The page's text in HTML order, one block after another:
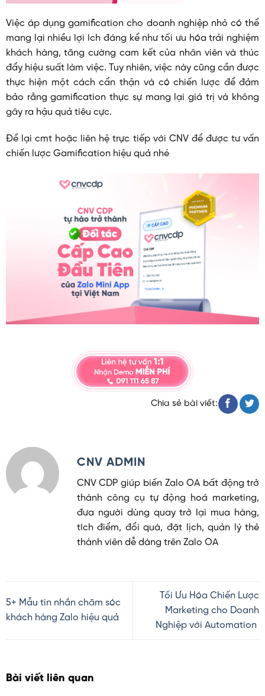
Việc áp dụng gamification cho doanh nghiệp nhỏ có thể
mang lại nhiều lợi ích đáng kể như tối ưu hóa trải nghiệm
khách hàng, tăng cường cam kết của nhân viên và thúc
đẩy hiệu suất làm việc. Tuy nhiên, việc này cũng cần được
thực hiện một cách cẩn thận và có chiến lược để đảm
bảo rằng gamification thực sự mang lại giá trị và không
gây ra hậu quả tiêu cực.
Để lại cmt hoặc liên hệ trực tiếp với CNV để được tư vấn
chiến lược Gamification hiệu quả nhé
Chia sẻ bài viết:
CNV ADMIN
CNV CDP giúp biến Zalo OA bất động trở
thành công cụ tự động hoá marketing,
đưa người dùng quay trở lại mua hàng,
tích điểm, đổi quà, đặt lịch, quản lý thẻ
thành viên dễ dàng trên Zalo OA
5+ Mẫu tin nhắn chăm sóc
khách hàng Zalo hiệu quả
Tối Ưu Hóa Chiến Lược
Marketing cho Doanh
Nghiệp với Automation
Bài viết liên quan